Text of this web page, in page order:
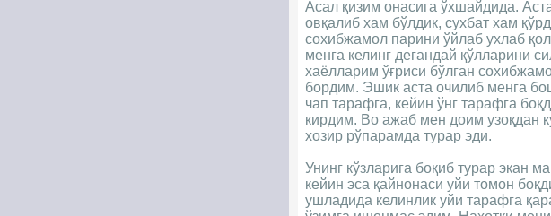
Асал қизим онасига ўхшайдида.
овқалиб хам бўлдик, сухбат хам
сохибжамол парини ўйлаб ухлаб
менга келинг дегандай қўлларини
хаёлларим ўғриси бўлган
бордим. Эшик аста очилиб менга
чап тарафга, кейин ўнг тарафга
кирдим. Во ажаб мен доим узоқдан
хозир рўпарамда турар эди.
Унинг кўзларига боқиб турар экан
кейин эса қайнонаси уйи томон
ушладида келинлик уйи тарафга